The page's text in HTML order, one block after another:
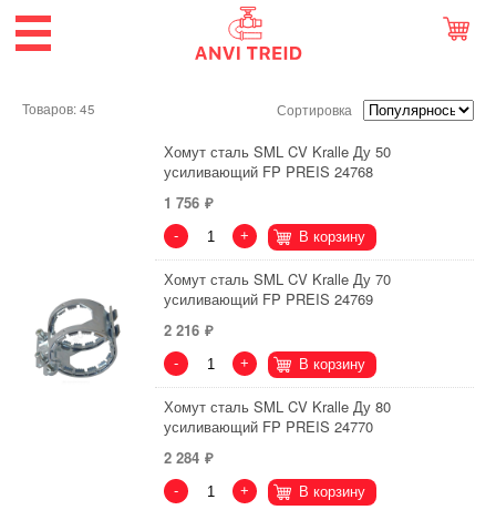
Товаров: 45 Сортировка
Хомут сталь SML CV Kralle Ду 50
усиливающий FP PREIS 24768
1 756
- + В корзину
Хомут сталь SML CV Kralle Ду 70
усиливающий FP PREIS 24769
2 216
- + В корзину
Хомут сталь SML CV Kralle Ду 80
усиливающий FP PREIS 24770
2 284
- + В корзину